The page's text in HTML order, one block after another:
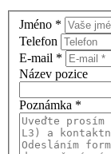
Jméno *
Telefon
E-mail *
Název pozice
Poznámka *